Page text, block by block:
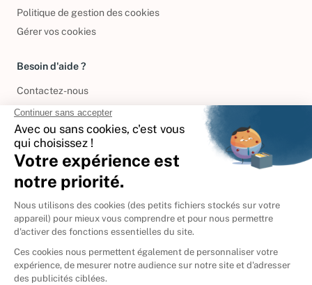
Politique de gestion des cookies
Gérer vos cookies
Besoin d'aide ?
Contactez-nous
International
🇪🇸Espagne
🇮🇹Italie
Donner vos livres